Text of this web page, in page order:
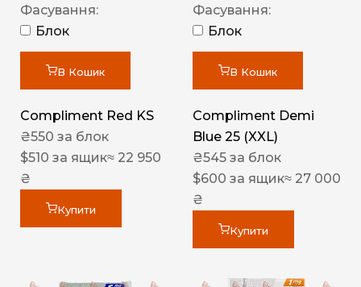
Фасування:
Блок
В Кошик
Compliment Red KS
₴550 за блок
$510 за ящик≈ 22 950
₴
Купити
Фасування:
Блок
В Кошик
Compliment Demi
Blue 25 (XXL)
₴545 за блок
$600 за ящик≈ 27 000
₴
Купити